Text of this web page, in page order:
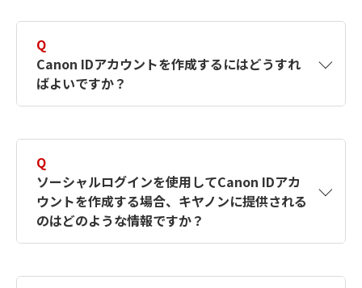
Q
Canon IDアカウントを作成するにはどうすれ
ばよいですか？
す。詳しい作成方法は【カメラ】Canon IDとは
何ですか？Canon IDの作成方法は？をご確認く
ださい。
Q
ソーシャルログインを使用してCanon IDアカ
ウントを作成する場合、キヤノンに提供される
のはどのような情報ですか？